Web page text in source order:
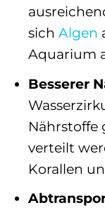
sich Algen
Aquarium
Besserer
verteilt
Korallen